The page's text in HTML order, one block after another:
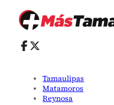
Tamaulipas
Matamoros
Reynosa